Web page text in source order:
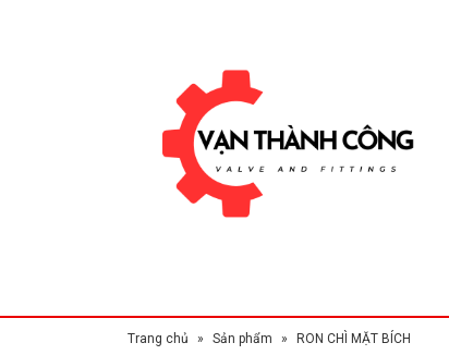
Trang chủ » Sản phẩm » RON CHÌ MẶT BÍCH